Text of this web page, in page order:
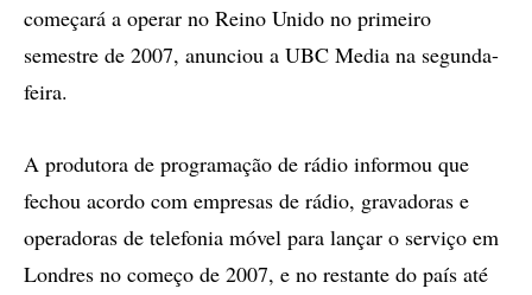
começará a operar no Reino Unido no primeiro
semestre de 2007, anunciou a UBC Media na segunda-
feira.
A produtora de programação de rádio informou que
fechou acordo com empresas de rádio, gravadoras e
operadoras de telefonia móvel para lançar o serviço em
Londres no começo de 2007, e no restante do país até